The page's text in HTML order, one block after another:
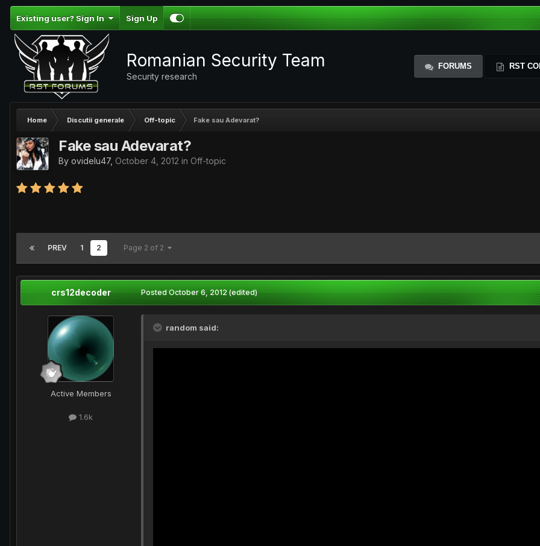
Existing user? Sign In Sign Up
Romanian Security Team
Security research
FORUMS RST
Home Discutii generale Off-topic Fake sau Adevarat?
Fake sau Adevarat?
By ovidelu47, October 4, 2012 in Off-topic
PREV 1 2 Page 2 of 2
crs12decoder
Active Members
1.6k
PostedOctober 6, 2012 (edited)
random said: